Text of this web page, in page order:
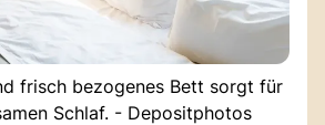
frisch bezogenes Bett sorgt für
Schlaf. - Depositphotos